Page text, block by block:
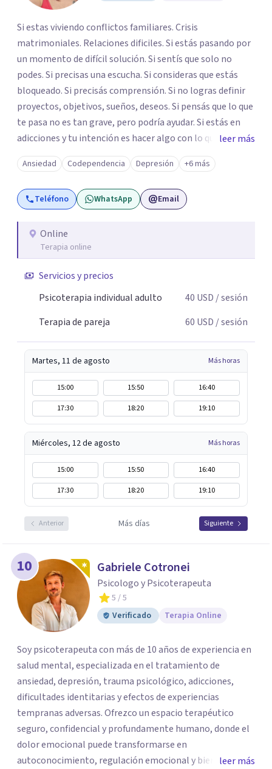
Si estas viviendo conflictos familiares. Crisis
matrimoniales. Relaciones dificiles. Si estás pasando por
un momento de difícil solución. Si sentís que solo no
podes. Si precisas una escucha. Si consideras que estás
bloqueado. Si precisás comprensión. Si no logras definir
proyectos, objetivos, sueños, deseos. Si pensás que lo que
te pasa no es tan grave, pero podría ayudar. Si estás en
adicciones y tu intención es hacer algo con lo que te está
pasando. No dudes en comunicarte a fin de comenzar a
resolver la situación que está generando esa angustia.
leer más
Ansiedad Codependencia Depresión +6 más
Teléfono WhatsApp Email
Online
Terapia online
Servicios y precios
Psicoterapia individual adulto
40 USD / sesión
Terapia de pareja
60 USD / sesión
Martes, 11 de agosto Más horas
15:00 15:50
16:40
17:30
18:20 19:10
Miércoles, 12 de agosto Más horas
15:00 15:50
16:40
17:30
18:20 19:10
Anterior Más días Siguiente
10 Gabriele Cotronei
Psicologo y Psicoterapeuta
5 / 5
Verificado
Terapia Online
Soy psicoterapeuta con más de 10 años de experiencia en
salud mental, especializada en el tratamiento de
ansiedad, depresión, trauma psicológico, adicciones,
dificultades identitarias y efectos de experiencias
tempranas adversas. Ofrezco un espacio terapéutico
seguro, confidencial y profundamente humano, donde el
dolor emocional puede transformarse en
autoconocimiento, regulación emocional y bienestar.
leer más